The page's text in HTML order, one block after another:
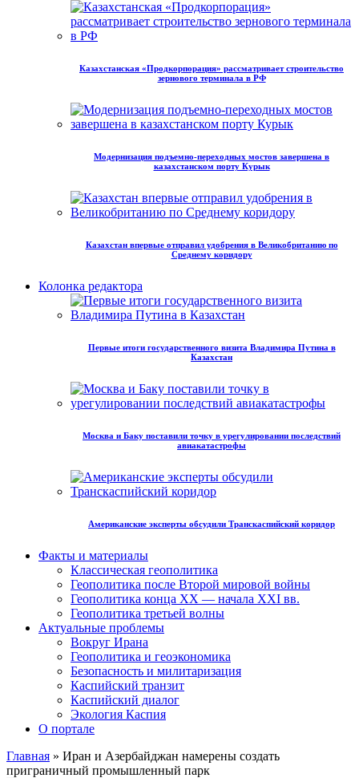
Казахстанская «Продкорпорация» рассматривает строительство
зернового терминала в РФ
Модернизация подъемно-переходных мостов завершена в
казахстанском порту Курык
Казахстан впервые отправил удобрения в Великобританию по
Среднему коридору
Колонка редактора
Первые итоги государственного визита Владимира Путина в
Казахстан
Москва и Баку поставили точку в урегулировании последствий
авиакатастрофы
Американские эксперты обсудили Транскаспийский коридор
Факты и материалы
Классическая геополитика
Геополитика после Второй мировой войны
Геополитика конца XX — начала XXI вв.
Геополитика третьей волны
Актуальные проблемы
Вокруг Ирана
Геополитика и геоэкономика
Безопасность и милитаризация
Каспийский транзит
Каспийский диалог
Экология Каспия
О портале
Главная » Иран и Азербайджан намерены создать
приграничный промышленный парк